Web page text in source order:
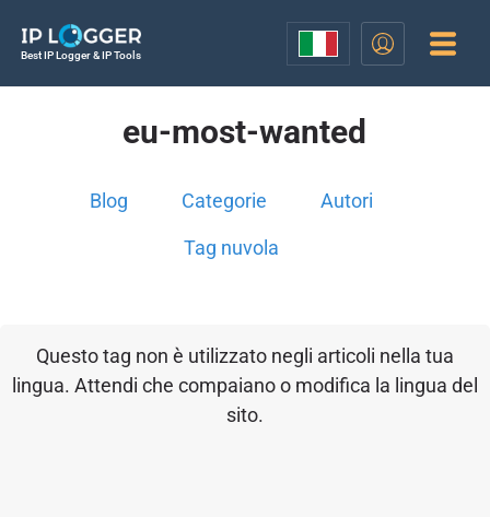
Best IP Logger & IP Tools
eu-most-wanted
Blog Categorie Autori
Tag nuvola